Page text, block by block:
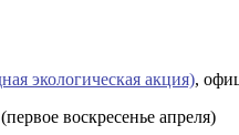
экологическая акция),
воскресенье апреля)